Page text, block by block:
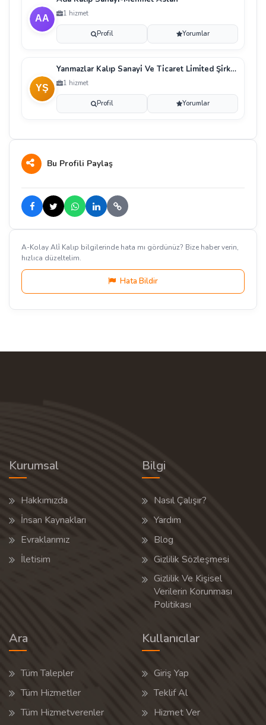
1 hizmet
Profil Yorumlar
Yanmazlar Kalıp Sanayi̇ Ve Ti̇caret Li̇mi̇ted Şi̇rketi̇
1 hizmet
Profil Yorumlar
Bu Profili Paylaş
A-Kolay Ali̇ Kalıp bilgilerinde hata mı gördünüz? Bize haber verin,
hızlıca düzeltelim.
Hata Bildir
Kurumsal
Hakkımızda
İnsan Kaynakları
Evraklarımız
İletisim
Bilgi
Nasıl Çalışır?
Yardım
Blog
Gizlilik Sözleşmesi
Gizlilik Ve Kişisel
Verilerin Korunması
Politikası
Ara
Tüm Talepler
Tüm Hizmetler
Tüm Hizmetverenler
Kullanıcılar
Giriş Yap
Teklif Al
Hizmet Ver